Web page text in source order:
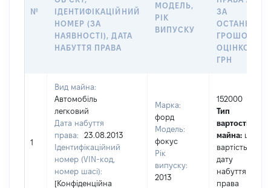
№
ІДЕНТИФІКАЦІЙНИЙ
НОМЕР (ЗА
НАЯВНОСТІ), ДАТА
НАБУТТЯ ПРАВА
МОДЕЛЬ,
РІК
ВИПУСКУ
ЗА
ГРОШОВОЮ
ОЦІНКОЮ,
ГРН
1
Вид майна:
Автомобіль
легковий
Дата набуття
права:
23.08.2013
Ідентифікаційний
номер (VIN-код,
номер шасі):
[Конфіденційна
Марка:
форд
Модель:
фокус
Рік
випуску:
2013
152000
Тип
вартості
майна: це
вартість на
дату
набуття
права